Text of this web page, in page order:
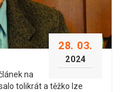
28. 03.
2024
na
tolikrát a těžko lze